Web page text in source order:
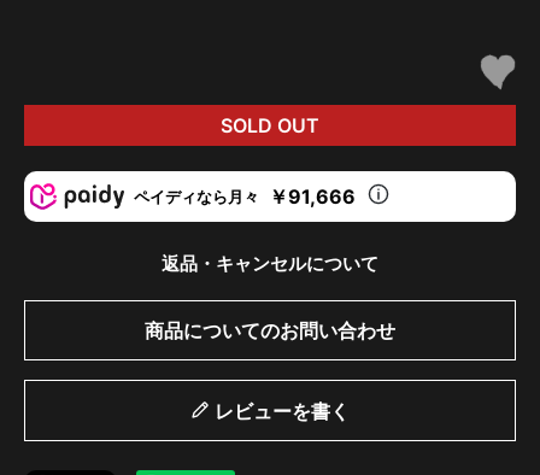
SOLD OUT
ペイディなら月々 ￥91,666
返品・キャンセルについて
商品についてのお問い合わせ
レビューを書く